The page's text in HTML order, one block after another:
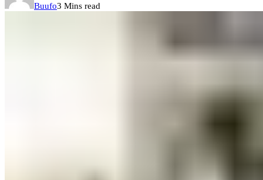
Buufo3 Mins read